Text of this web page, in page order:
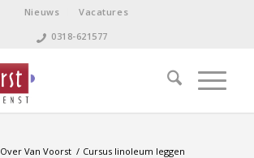
Nieuws
Vacatures
0318-621577
Over Van Voorst / Cursus linoleum leggen